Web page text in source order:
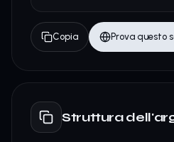
Copia Prova questo
Struttura